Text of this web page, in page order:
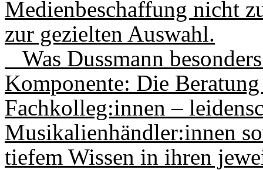
Medienbeschaffung nicht
zur gezielten Auswahl.
Was Dussmann
Komponente: Die
Fachkolleg:innen –
Musikalienhändler:innen
tiefem Wissen in ihren